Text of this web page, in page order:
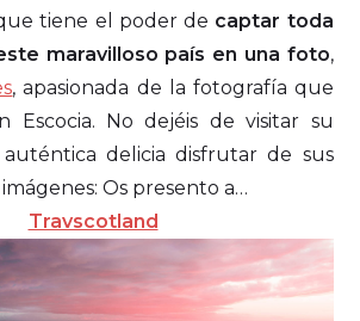
tiene el poder de captar toda
maravilloso país en una foto,
, apasionada de la fotografía que
Escocia. No dejéis de visitar su
delicia disfrutar de sus
Os presento a…
Travscotland